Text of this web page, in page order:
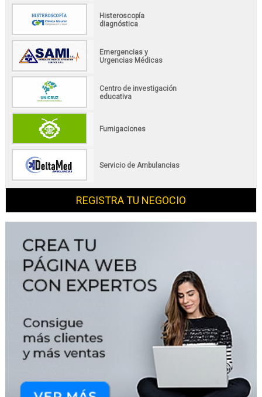
Histeroscopía
diagnóstica
Emergencias y
Urgencias Médicas
Centro de investigación
educativa
Fumigaciones
Servicio de Ambulancias
REGISTRA TU NEGOCIO